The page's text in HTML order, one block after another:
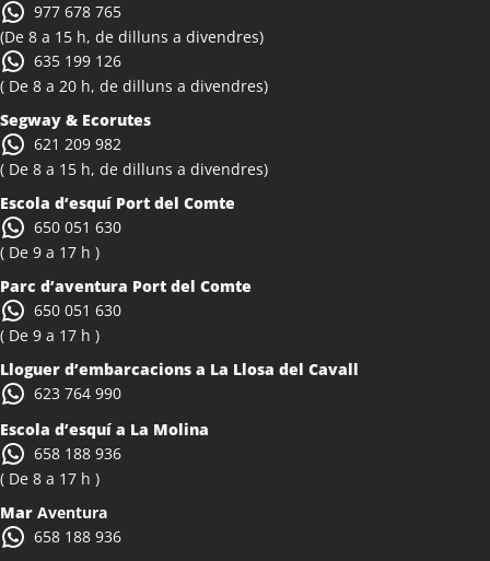
Activitats Família Amics Albinyana
Colònies Escolars Albinyana
Activitats Teambuilding Empreses Albiol
Activitats Família Amics Albiol
Colònies Escolars Albiol
Activitats Teambuilding Empreses Albocàsser
Colònies Escolars Albocàsser
Activitats Teambuilding Empreses Albons
Colònies Escolars Albons
Activitats Teambuilding Empreses Alcalà de Xivert
Colònies Escolars Alcalà de Xivert
Activitats Família Amics Alcanar
Colònies Escolars Alcanar
Activitats Família Amics Alcanó
977 678 765
(De 8 a 15 h, de dilluns a divendres)
635 199 126
( De 8 a 20 h, de dilluns a divendres)
Segway & Ecorutes
621 209 982
( De 8 a 15 h, de dilluns a divendres)
Escola d’esquí Port del Comte
650 051 630
( De 9 a 17 h )
Parc d’aventura Port del Comte
650 051 630
( De 9 a 17 h )
Lloguer d’embarcacions a La Llosa del Cavall
623 764 990
Escola d’esquí a La Molina
658 188 936
( De 8 a 17 h )
Mar Aventura
658 188 936